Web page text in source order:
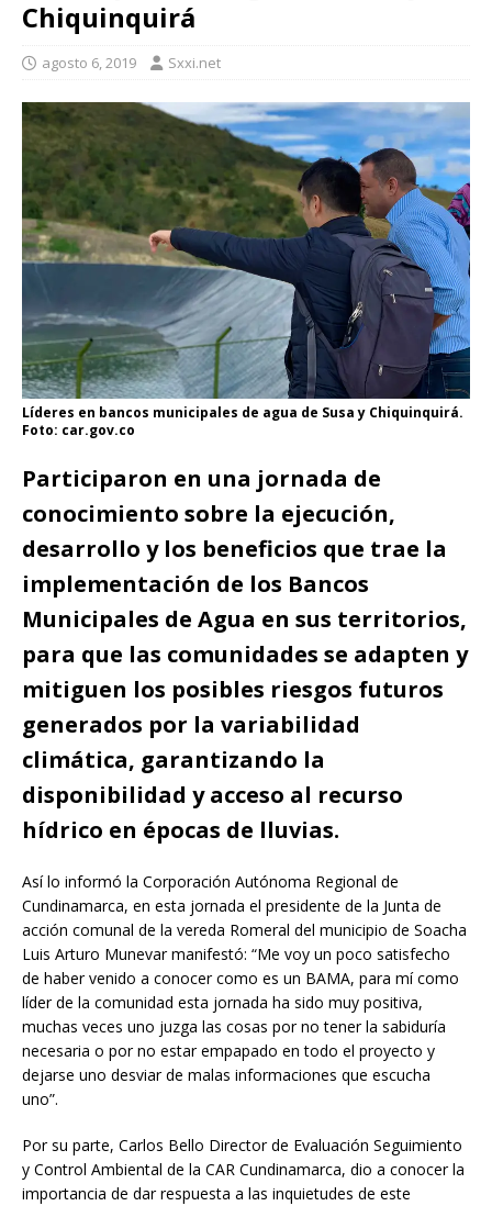
Chiquinquirá
agosto 6, 2019 Sxxi.net
Líderes en bancos municipales de agua de Susa y Chiquinquirá.
Foto: car.gov.co
Participaron en una jornada de
conocimiento sobre la ejecución,
desarrollo y los beneficios que trae la
implementación de los Bancos
Municipales de Agua en sus territorios,
para que las comunidades se adapten y
mitiguen los posibles riesgos futuros
generados por la variabilidad
climática, garantizando la
disponibilidad y acceso al recurso
hídrico en épocas de lluvias.
Así lo informó la Corporación Autónoma Regional de
Cundinamarca, en esta jornada el presidente de la Junta de
acción comunal de la vereda Romeral del municipio de Soacha
Luis Arturo Munevar manifestó: “Me voy un poco satisfecho
de haber venido a conocer como es un BAMA, para mí como
líder de la comunidad esta jornada ha sido muy positiva,
muchas veces uno juzga las cosas por no tener la sabiduría
necesaria o por no estar empapado en todo el proyecto y
dejarse uno desviar de malas informaciones que escucha
uno”.
Por su parte, Carlos Bello Director de Evaluación Seguimiento
y Control Ambiental de la CAR Cundinamarca, dio a conocer la
importancia de dar respuesta a las inquietudes de este